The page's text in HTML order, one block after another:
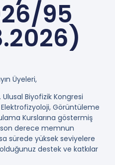
95
Üyeleri,
Ulusal Biyofizik Kongresi
Görüntüleme
Kurslarına göstermiş
derece memnun
sürede yüksek seviyelere
destek ve katkılar